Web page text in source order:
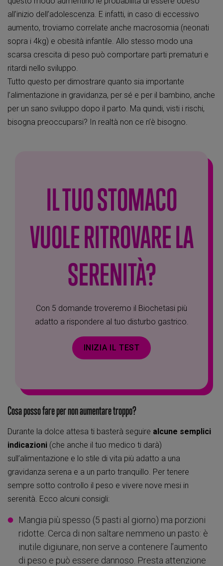
all’inizio dell’adolescenza. E infatti, in caso di eccessivo
aumento, troviamo correlate anche macrosomia (neonati
sopra i 4kg) e obesità infantile. Allo stesso modo una
scarsa crescita di peso può comportare parti prematuri e
ritardi nello sviluppo.
Tutto questo per dimostrare quanto sia importante
l’alimentazione in gravidanza, per sé e per il bambino, anche
per un sano sviluppo dopo il parto. Ma quindi, visti i rischi,
bisogna preoccuparsi? In realtà non ce n’è bisogno.
IL TUO STOMACO
VUOLE RITROVARE LA
SERENITÀ?
Con 5 domande troveremo il Biochetasi più
adatto a rispondere al tuo disturbo gastrico.
INIZIA IL TEST
Cosa posso fare per non aumentare troppo?
Durante la dolce attesa ti basterà seguire alcune semplici
indicazioni (che anche il tuo medico ti darà)
sull’alimentazione e lo stile di vita più adatto a una
gravidanza serena e a un parto tranquillo. Per tenere
sempre sotto controllo il peso e vivere nove mesi in
serenità. Ecco alcuni consigli:
Mangia più spesso (5 pasti al giorno) ma porzioni
ridotte. Cerca di non saltare nemmeno un pasto: è
inutile digiunare, non serve a contenere l’aumento
di peso e può essere dannoso. Presta attenzione